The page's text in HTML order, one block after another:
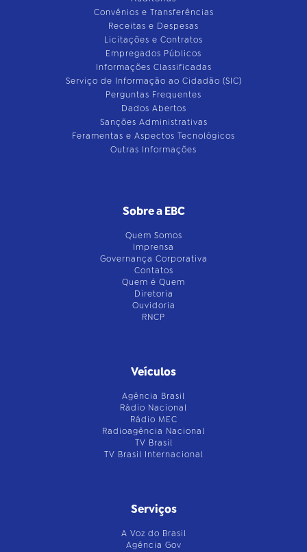
Convênios e Transferências
Receitas e Despesas
Licitações e Contratos
Empregados Públicos
Informações Classificadas
Serviço de Informação ao Cidadão (SIC)
Perguntas Frequentes
Dados Abertos
Sanções Administrativas
Feramentas e Aspectos Tecnológicos
Outras Informações
Sobre a EBC
Quem Somos
Imprensa
Governança Corporativa
Contatos
Quem é Quem
Diretoria
Ouvidoria
RNCP
Veículos
Agência Brasil
Rádio Nacional
Rádio MEC
Radioagência Nacional
TV Brasil
TV Brasil Internacional
Serviços
A Voz do Brasil
Agência Gov